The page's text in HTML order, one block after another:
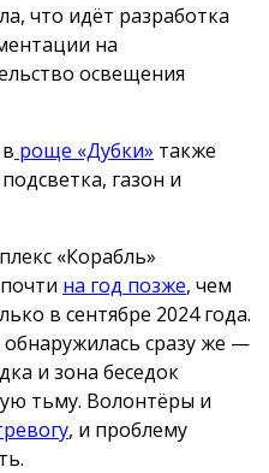
что идёт разработка
на
освещения
роще «Дубки» также
газон и
«Корабль»
на год позже, чем
в сентябре 2024 года.
сразу же —
и зона беседок
тьму. Волонтёры и
, и проблему